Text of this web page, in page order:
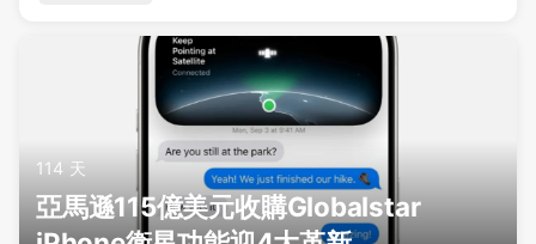
114 天
亞馬遜115億美元收購Globalstar